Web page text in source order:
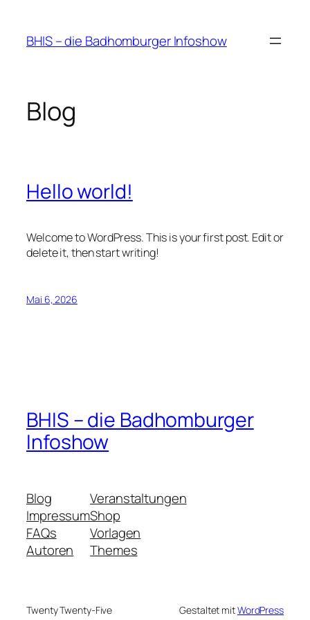
springen
BHIS – die Badhomburger Infoshow
Blog
Hello world!
Welcome to WordPress. This is your first post. Edit or
delete it, then start writing!
Mai 6, 2026
BHIS – die Badhomburger
Infoshow
Blog
Impressum
FAQs
Autoren
Veranstaltungen
Shop
Vorlagen
Themes
Twenty Twenty-Five Gestaltet mitWordPress